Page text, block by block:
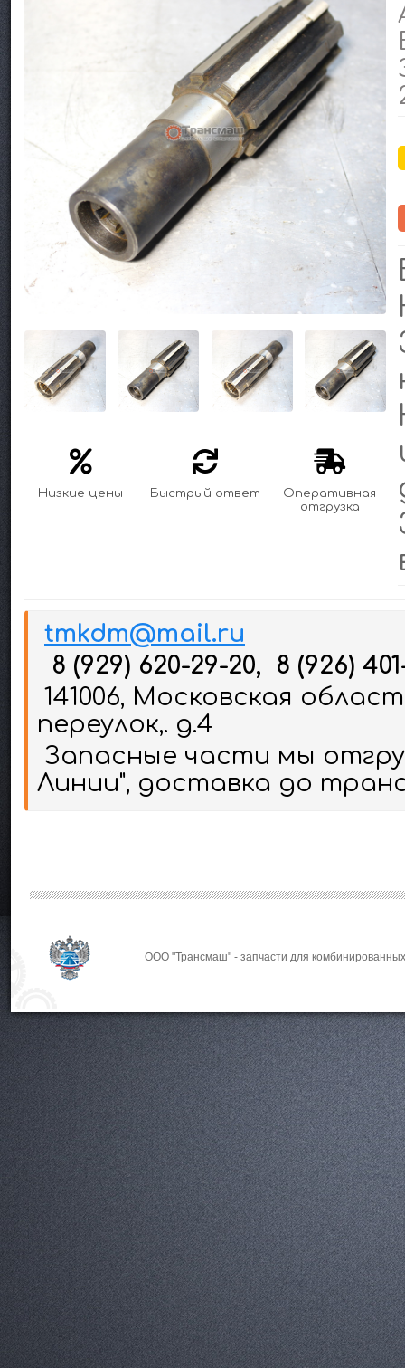
Низкие цены Быстрый ответ
Оперативная
отгрузка
tmkdm@mail.ru
8 (929) 620-29-20, 8 (926)
141006, Московская
переулок,. д.4
Запасные части мы
Линии", доставка до
ООО "Трансмаш" - запчасти для